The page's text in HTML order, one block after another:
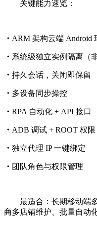
关键能力速览：
・ ARM 架构云端 Android
・ 系统级独立实例隔离（
・ 持久会话，关闭即保留
・ 多设备同步操控
・ RPA 自动化 + API 接口
・ ADB 调试 + ROOT 权
・ 独立代理 IP 一键绑定
・ 团队角色与权限管理
最适合：长期移动端多
商多店铺维护、批量自动